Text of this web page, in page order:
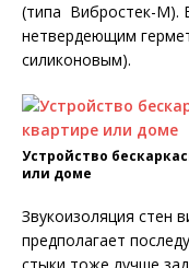
(типа Вибростек-М).
нетвердеющим
силиконовым).
Устройство
или доме
Звукоизоляция стен
предполагает